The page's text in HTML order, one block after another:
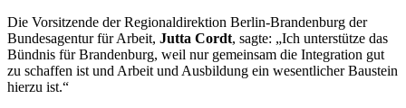
Die Vorsitzende der Regionaldirektion Berlin-Brandenburg der
Bundesagentur für Arbeit, Jutta Cordt, sagte: „Ich unterstütze das
Bündnis für Brandenburg, weil nur gemeinsam die Integration gut
zu schaffen ist und Arbeit und Ausbildung ein wesentlicher Baustein
hierzu ist.“